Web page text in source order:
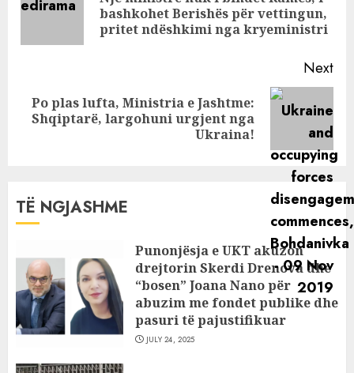
bashkohet Berishës për vettingun,
pritet ndëshkimi nga kryeministri
Next
Next
Po plas lufta, Ministria e Jashtme:
Shqiptarë, largohuni urgjent nga
Ukraina!
TË NGJASHME
Punonjësja e UKT akuzon
drejtorin Skerdi Drenova dhe
“bosen” Joana Nano për
abuzim me fondet publike dhe
pasuri të pajustifikuar
JULY 24, 2025